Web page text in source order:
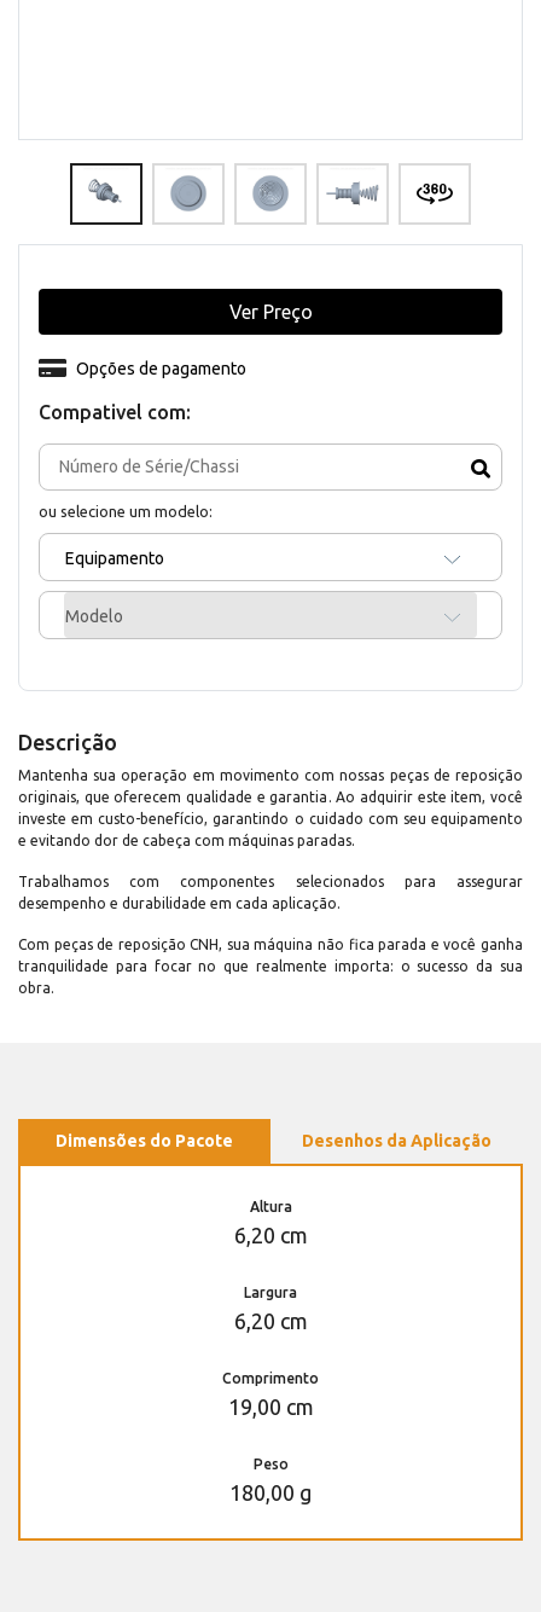
Compativel com:
ou selecione um modelo:
Equipamento
Modelo
Opções de pagamento
Ver Preço
Descrição
Mantenha sua operação em movimento com nossas peças de reposição
originais, que oferecem qualidade e garantia. Ao adquirir este item, você
investe em custo-benefício, garantindo o cuidado com seu equipamento
e evitando dor de cabeça com máquinas paradas.
Trabalhamos com componentes selecionados para assegurar
desempenho e durabilidade em cada aplicação.
Com peças de reposição CNH, sua máquina não fica parada e você ganha
tranquilidade para focar no que realmente importa: o sucesso da sua
obra.
Dimensões do Pacote Desenhos da Aplicação
Altura
6,20 cm
Largura
6,20 cm
Comprimento
19,00 cm
Peso
180,00 g